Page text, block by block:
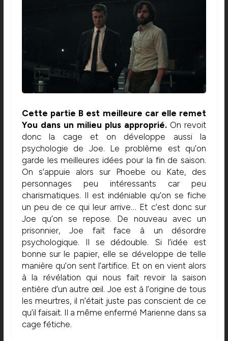
Cette partie B est meilleure car elle remet
You dans un milieu plus approprié. On revoit
donc la cage et on développe aussi la
psychologie de Joe. Le problème est qu’on
garde les meilleures idées pour la fin de saison.
On s’appuie alors sur Phoebe ou Kate, des
personnages peu intéressants car peu
charismatiques. Il est indéniable qu’on se fiche
un peu de ce qui leur arrive… Et c’est donc sur
Joe qu’on se repose. De nouveau avec un
prisonnier, Joe fait face à un désordre
psychologique. Il se dédouble. Si l’idée est
bonne sur le papier, elle se développe de telle
manière qu’on sent l’artifice. Et on en vient alors
à la révélation qui nous fait revoir la saison
entière d’un autre œil. Joe est à l’origine de tous
les meurtres, il n’était juste pas conscient de ce
qu’il faisait. Il a même enfermé Marienne dans sa
cage fétiche.